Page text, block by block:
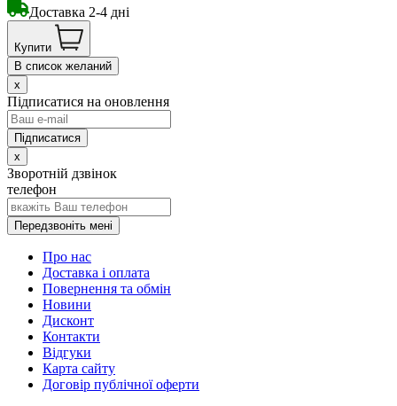
Доставка 2-4 дні
Купити
В список желаний
x
Підписатися на оновлення
x
Зворотній дзвінок
телефон
Передзвоніть мені
Про нас
Доставка і оплата
Повернення та обмін
Новини
Дисконт
Контакти
Відгуки
Карта сайту
Договір публічної оферти